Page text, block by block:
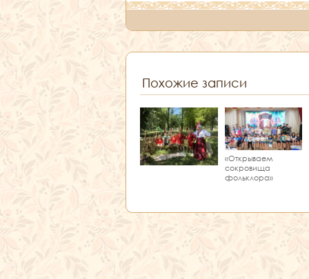
Похожие записи
«Открываем
сокровища
фольклора»